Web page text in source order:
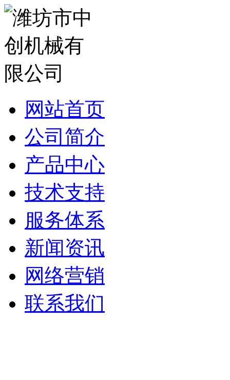
网站首页
公司简介
产品中心
技术支持
服务体系
新闻资讯
网络营销
联系我们